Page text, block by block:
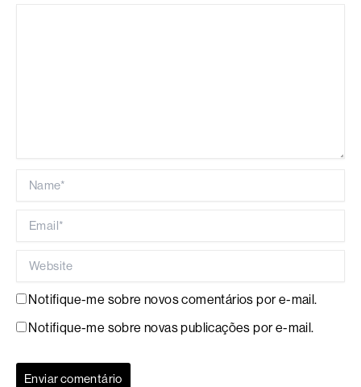
Notifique-me sobre novos comentários por e-mail.
Notifique-me sobre novas publicações por e-mail.